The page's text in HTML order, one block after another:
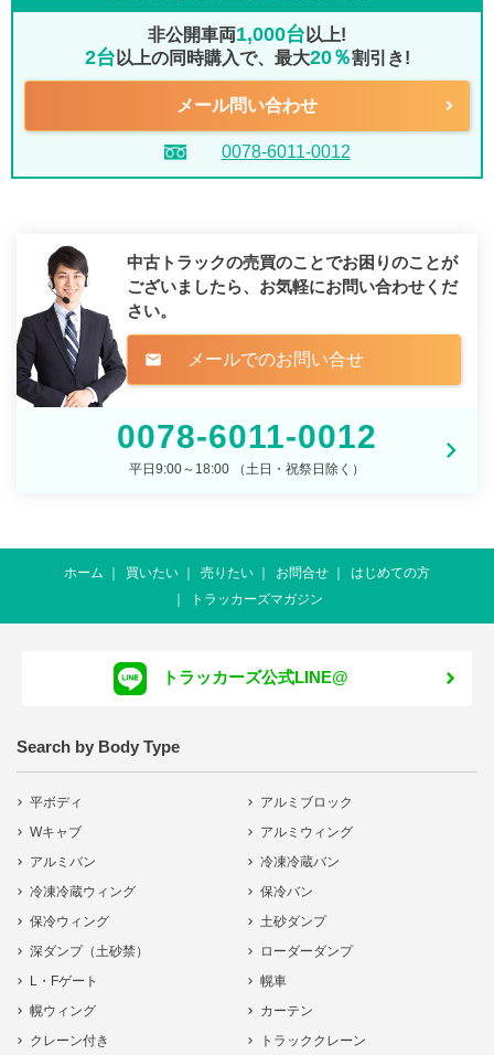
非公開車両1,000台 以上!
2台 以上の同時購入で、最大20％割引き!
メール問い合わせ
0078-6011-0012
中古トラックの売買のことでお困りのことが
ございましたら、 お気軽にお問い合わせくだ
さい。
mail メールでのお問い合せ
0078-6011-0012
平日9:00～18:00 （土日・祝祭日除く）
ホーム 買いたい 売りたい お問合せ
はじめての方
トラッカーズマガジン
トラッカーズ公式LINE@
Search by Body Type
平ボディ
アルミブロック
Wキャブ
アルミウィング
アルミバン
冷凍冷蔵バン
冷凍冷蔵ウィング
保冷バン
保冷ウィング
土砂ダンプ
深ダンプ（土砂禁）
ローダーダンプ
L・Fゲート
幌車
幌ウィング
カーテン
クレーン付き
トラッククレーン